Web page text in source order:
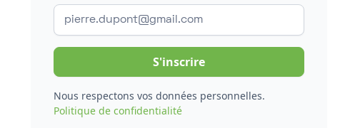
Nous respectons vos données personnelles.
Politique de confidentialité